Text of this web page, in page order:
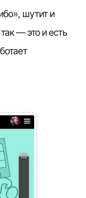
шутит и
— это и есть